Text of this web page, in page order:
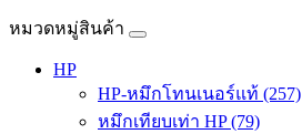
หมวดหมู่สินค้า
HP
HP-หมึกโทนเนอร์แท้ (257)
หมึกเทียบเท่า HP (79)